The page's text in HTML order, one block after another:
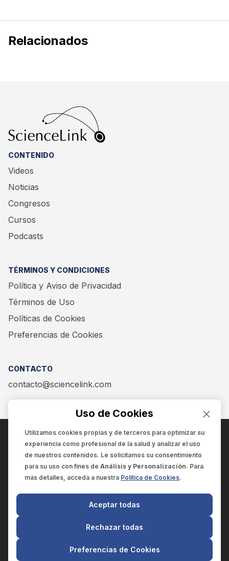
Relacionados
CONTENIDO
Videos
Noticias
Congresos
Cursos
Podcasts
TÉRMINOS Y CONDICIONES
Política y Aviso de Privacidad
Términos de Uso
Políticas de Cookies
Preferencias de Cookies
CONTACTO
contacto@sciencelink.com
ENCUÉNTRANOS EN:
SCIENCELINK
SCILINK COMUNICACIÓN CIENTÍFICA SC
El contenido y la información de este sitio web es exclusivo
para profesionales de la salud.
Uso de Cookies
Utilizamos cookies propias y de terceros para optimizar su
experiencia como profesional de la salud y analizar el uso
de nuestros contenidos. Le solicitamos su consentimiento
para su uso con fines de Análisis y Personalización. Para
más detalles, acceda a nuestra Política de Cookies.
Preferencias de Cookies
Rechazar todas
Aceptar todas